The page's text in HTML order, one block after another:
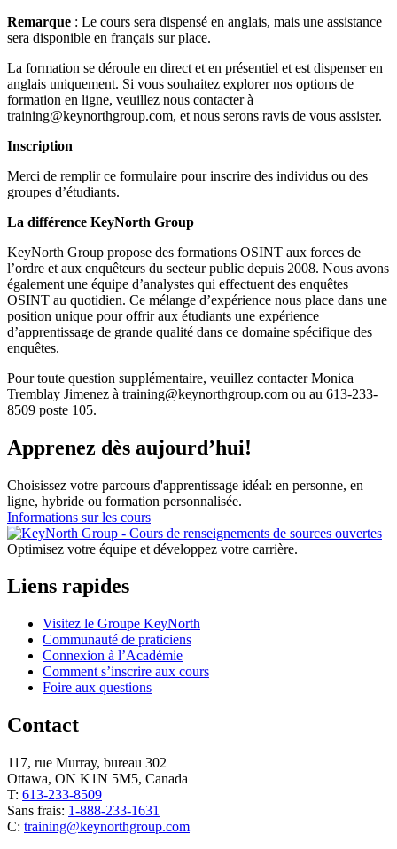
Remarque : Le cours sera dispensé en anglais, mais une assistance
sera disponible en français sur place.
La formation se déroule en direct et en présentiel et est dispenser en
anglais uniquement. Si vous souhaitez explorer nos options de
formation en ligne, veuillez nous contacter à
training@keynorthgroup.com, et nous serons ravis de vous assister.
Inscription
Merci de remplir ce formulaire pour inscrire des individus ou des
groupes d’étudiants.
La différence KeyNorth Group
KeyNorth Group propose des formations OSINT aux forces de
l’ordre et aux enquêteurs du secteur public depuis 2008. Nous avons
également une équipe d’analystes qui effectuent des enquêtes
OSINT au quotidien. Ce mélange d’expérience nous place dans une
position unique pour offrir aux étudiants une expérience
d’apprentissage de grande qualité dans ce domaine spécifique des
enquêtes.
Pour toute question supplémentaire, veuillez contacter Monica
Tremblay Jimenez à training@keynorthgroup.com ou au 613-233-
8509 poste 105.
Apprenez dès aujourd’hui!
Choisissez votre parcours d'apprentissage idéal: en personne, en
ligne, hybride ou formation personnalisée.
Informations sur les cours
Optimisez votre équipe et développez votre carrière.
Liens rapides
Visitez le Groupe KeyNorth
Communauté de praticiens
Connexion à l’Académie
Comment s’inscrire aux cours
Foire aux questions
Contact
117, rue Murray, bureau 302
Ottawa, ON K1N 5M5, Canada
T: 613-233-8509
Sans frais: 1-888-233-1631
C: training@keynorthgroup.com